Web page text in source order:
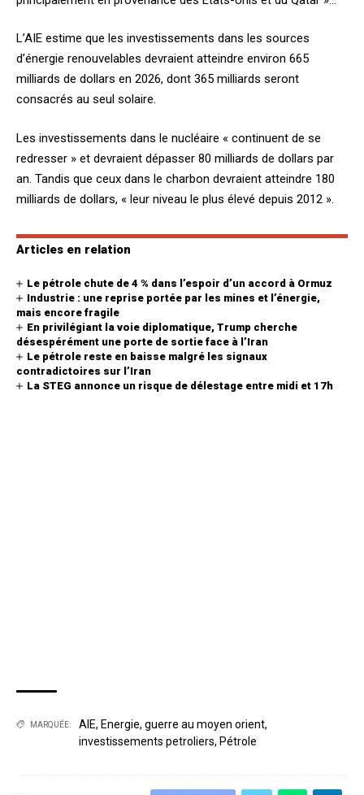
L’AIE estime que les investissements dans les sources
d’énergie renouvelables devraient atteindre environ 665
milliards de dollars en 2026, dont 365 milliards seront
consacrés au seul solaire.
Les investissements dans le nucléaire « continuent de se
redresser » et devraient dépasser 80 milliards de dollars par
an. Tandis que ceux dans le charbon devraient atteindre 180
milliards de dollars, « leur niveau le plus élevé depuis 2012 ».
Articles en relation
Le pétrole chute de 4 % dans l’espoir d’un accord à Ormuz
Industrie : une reprise portée par les mines et l’énergie,
mais encore fragile
En privilégiant la voie diplomatique, Trump cherche
désespérément une porte de sortie face à l’Iran
Le pétrole reste en baisse malgré les signaux
contradictoires sur l’Iran
La STEG annonce un risque de délestage entre midi et 17h
MARQUÉE: AIE, Energie, guerre au moyen orient,
investissements petroliers, Pétrole